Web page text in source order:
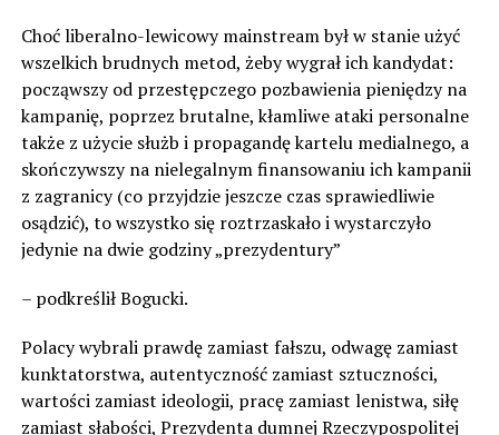
Choć liberalno-lewicowy mainstream był w stanie użyć
wszelkich brudnych metod, żeby wygrał ich kandydat:
począwszy od przestępczego pozbawienia pieniędzy na
kampanię, poprzez brutalne, kłamliwe ataki personalne
także z użycie służb i propagandę kartelu medialnego, a
skończywszy na nielegalnym finansowaniu ich kampanii
z zagranicy (co przyjdzie jeszcze czas sprawiedliwie
osądzić), to wszystko się roztrzaskało i wystarczyło
jedynie na dwie godziny „prezydentury”
– podkreślił Bogucki.
Polacy wybrali prawdę zamiast fałszu, odwagę zamiast
kunktatorstwa, autentyczność zamiast sztuczności,
wartości zamiast ideologii, pracę zamiast lenistwa, siłę
zamiast słabości, Prezydenta dumnej Rzeczypospolitej